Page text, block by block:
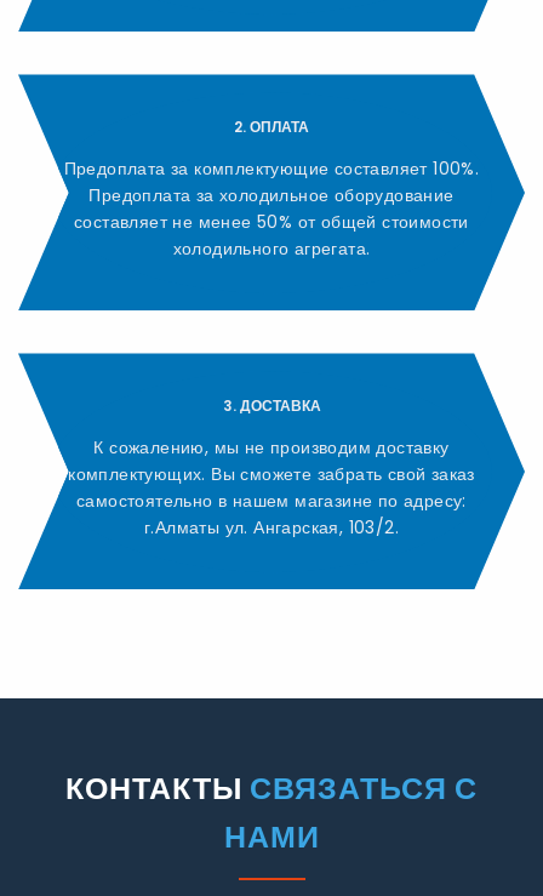
2. ОПЛАТА
Предоплата за комплектующие составляет 100%.
Предоплата за холодильное оборудование
составляет не менее 50% от общей стоимости
холодильного агрегата.
3. ДОСТАВКА
К сожалению, мы не производим доставку
комплектующих. Вы сможете забрать свой заказ
самостоятельно в нашем магазине по адресу:
г.Алматы ул. Ангарская, 103/2.
КОНТАКТЫ СВЯЗАТЬСЯ С
НАМИ